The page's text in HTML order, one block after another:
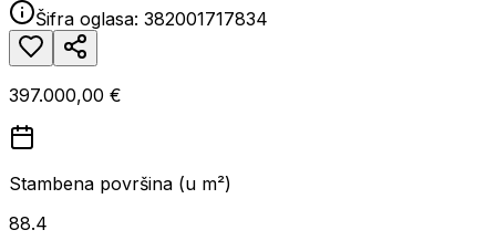
Šifra oglasa: 382001717834
397.000,00 €
Stambena površina (u m²)
88.4